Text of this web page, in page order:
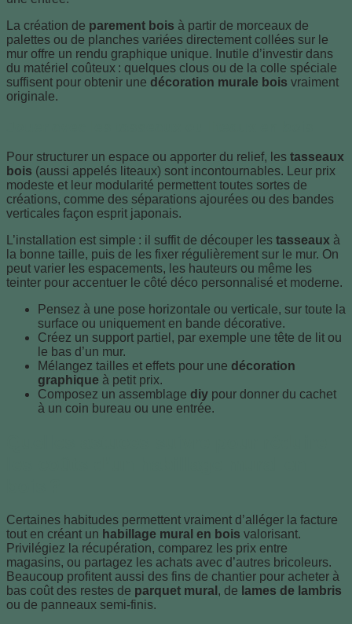
La création de parement bois à partir de morceaux de
palettes ou de planches variées directement collées sur le
mur offre un rendu graphique unique. Inutile d’investir dans
du matériel coûteux : quelques clous ou de la colle spéciale
suffisent pour obtenir une décoration murale bois vraiment
originale.
Pour structurer un espace ou apporter du relief, les tasseaux
bois (aussi appelés liteaux) sont incontournables. Leur prix
modeste et leur modularité permettent toutes sortes de
créations, comme des séparations ajourées ou des bandes
verticales façon esprit japonais.
L’installation est simple : il suffit de découper les tasseaux à
la bonne taille, puis de les fixer régulièrement sur le mur. On
peut varier les espacements, les hauteurs ou même les
teinter pour accentuer le côté déco personnalisé et moderne.
Pensez à une pose horizontale ou verticale, sur toute la
surface ou uniquement en bande décorative.
Créez un support partiel, par exemple une tête de lit ou
le bas d’un mur.
Mélangez tailles et effets pour une décoration
graphique à petit prix.
Composez un assemblage diy pour donner du cachet
à un coin bureau ou une entrée.
Certaines habitudes permettent vraiment d’alléger la facture
tout en créant un habillage mural en bois valorisant.
Privilégiez la récupération, comparez les prix entre
magasins, ou partagez les achats avec d’autres bricoleurs.
Beaucoup profitent aussi des fins de chantier pour acheter à
bas coût des restes de parquet mural , de lames de lambris
ou de panneaux semi-finis.